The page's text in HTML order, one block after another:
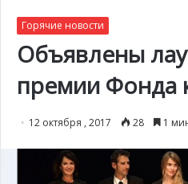
Горячие новости
Объявлены
премии Фонда
12 октября , 2017 28 1